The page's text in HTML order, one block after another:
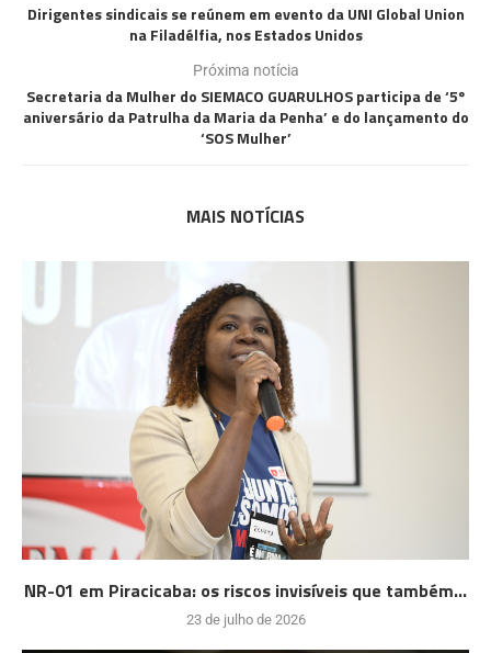
Dirigentes sindicais se reúnem em evento da UNI Global Union
na Filadélfia, nos Estados Unidos
Próxima notícia
Secretaria da Mulher do SIEMACO GUARULHOS participa de ‘5º
aniversário da Patrulha da Maria da Penha’ e do lançamento do
‘SOS Mulher’
MAIS NOTÍCIAS
NR-01 em Piracicaba: os riscos invisíveis que também...
23 de julho de 2026